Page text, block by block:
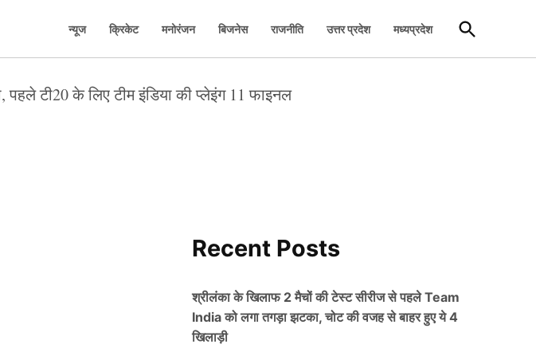
न्यूज क्रिकेट मनोरंजन बिजनेस राजनीति उत्तर प्रदेश मध्यप्रदेश
Open
Search
टी20 के लिए टीम इंडिया की प्लेइंग 11 फाइनल
Recent Posts
श्रीलंका के खिलाफ 2 मैचों की टेस्ट सीरीज से पहले Team
India को लगा तगड़ा झटका, चोट की वजह से बाहर हुए ये 4
खिलाड़ी